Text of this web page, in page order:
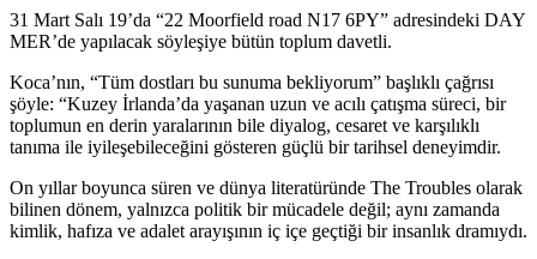
31 Mart Salı 19’da “22 Moorfield road N17 6PY” adresindeki DAY
MER’de yapılacak söyleşiye bütün toplum davetli.
Koca’nın, “Tüm dostları bu sunuma bekliyorum” başlıklı çağrısı
şöyle: “Kuzey İrlanda’da yaşanan uzun ve acılı çatışma süreci, bir
toplumun en derin yaralarının bile diyalog, cesaret ve karşılıklı
tanıma ile iyileşebileceğini gösteren güçlü bir tarihsel deneyimdir.
On yıllar boyunca süren ve dünya literatüründe The Troubles olarak
bilinen dönem, yalnızca politik bir mücadele değil; aynı zamanda
kimlik, hafıza ve adalet arayışının iç içe geçtiği bir insanlık dramıydı.